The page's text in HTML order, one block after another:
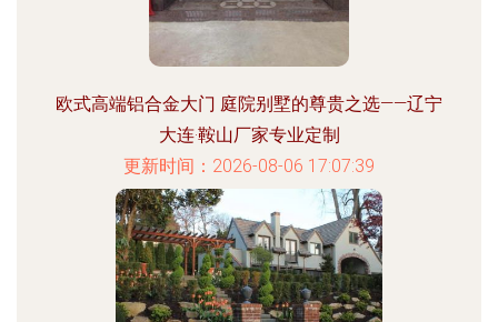
欧式高端铝合金大门 庭院别墅的尊贵之选——辽宁
大连·鞍山厂家专业定制
更新时间：2026-08-06 17:07:39